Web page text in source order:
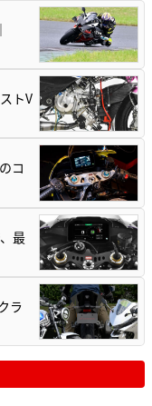
トV
コ
最
ラ